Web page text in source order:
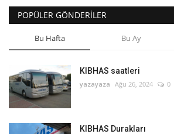
POPÜLER GÖNDERILER
Bu Hafta Bu Ay
KIBHAS saatleri
yazayaza Ağu 26, 2024 0
KIBHAS Durakları